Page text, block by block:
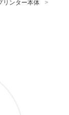
リンター本体